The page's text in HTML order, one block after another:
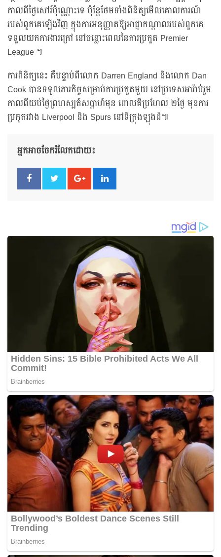
កាលពីថ្ងៃសៅរ៍ប៉ុណ្ណោះទេ ប៉ុន្តែថែមទាំងពិនិត្យមើលគោលការណ៍
របស់ពួកគេឡើងវិញ ក្នុងការអនុញ្ញាតឱ្យអាជ្ញាកណ្តាលរបស់ពួកគេ
ទទួលយកការងារក្រៅ នៅចន្លោះពេលនៃការប្រកួត Premier
League ។
ការពិនិត្យនេះ គឺបន្ទាប់ពីលោក Darren England និងលោក Dan
Cook បានទទួលភារកិច្ចសម្រាប់ការប្រកួតមួយ នៅប្រទេសអារ៉ាប់រួម
កាលពីយប់ថ្ងៃព្រហស្បត៍សប្ដាហ៍មុន ពោលគឺប្រហែល ២ថ្ងៃ មុនការ
ប្រកួតរវាង Liverpool និង Spurs នៅទីក្រុងឡុងដ៍៕
អ្នកអាចចែករំលែកដោយ៖